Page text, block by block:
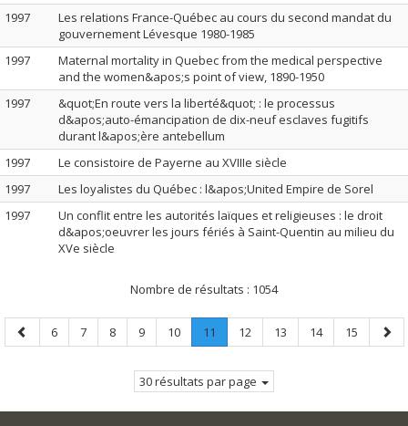
1997
Les relations France-Québec au cours du second mandat du
gouvernement Lévesque 1980-1985
1997
Maternal mortality in Quebec from the medical perspective
and the women&apos;s point of view, 1890-1950
1997
&quot;En route vers la liberté&quot; : le processus
d&apos;auto-émancipation de dix-neuf esclaves fugitifs
durant l&apos;ère antebellum
1997
Le consistoire de Payerne au XVIIIe siècle
1997
Les loyalistes du Québec : l&apos;United Empire de Sorel
1997
Un conflit entre les autorités laïques et religieuses : le droit
d&apos;oeuvrer les jours fériés à Saint-Quentin au milieu du
XVe siècle
Nombre de résultats : 1054
Page
précédente
Page
6 Page
7 Page
8 Page
9 Page
10 Page
11
Page
Page
12 Page
13 Page
14 Page
15
Page
30 résultats par page